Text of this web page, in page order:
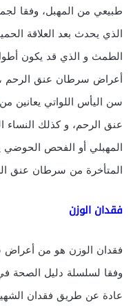
طبيعي من المهبل، وفقا
الذي يحدث بعد العلاقة
الطمث و الذي قد يكون
أعراض سرطان عنق الرحم ،
سن اليأس اللواتي يعانين من
عنق الرحم، و كذلك النساء
المهبلي أو الفحص الحوضي
المتأخرة من سرطان عنق
فقدان الوزن
فقدان الوزن هو من أعراض
وفقا لسلسلة دليل الصحة
عادة عن طريق فقدان